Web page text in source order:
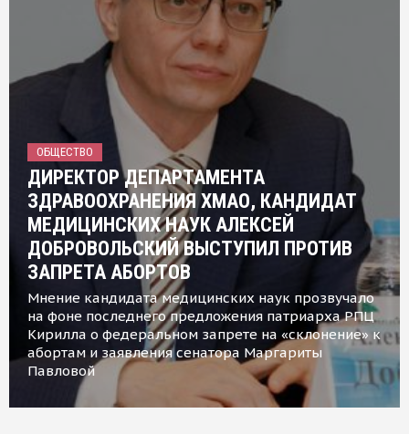
ОБЩЕСТВО
ДИРЕКТОР ДЕПАРТАМЕНТА
ЗДРАВООХРАНЕНИЯ ХМАО, КАНДИДАТ
МЕДИЦИНСКИХ НАУК АЛЕКСЕЙ
ДОБРОВОЛЬСКИЙ ВЫСТУПИЛ ПРОТИВ
ЗАПРЕТА АБОРТОВ
Мнение кандидата медицинских наук прозвучало
на фоне последнего предложения патриарха РПЦ
Кирилла о федеральном запрете на «склонение» к
абортам и заявления сенатора Маргариты
Павловой